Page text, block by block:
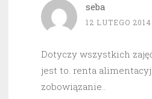
seba
12 LUTEGO
Dotyczy wszystkich
jest to. renta
zobowiązanie..